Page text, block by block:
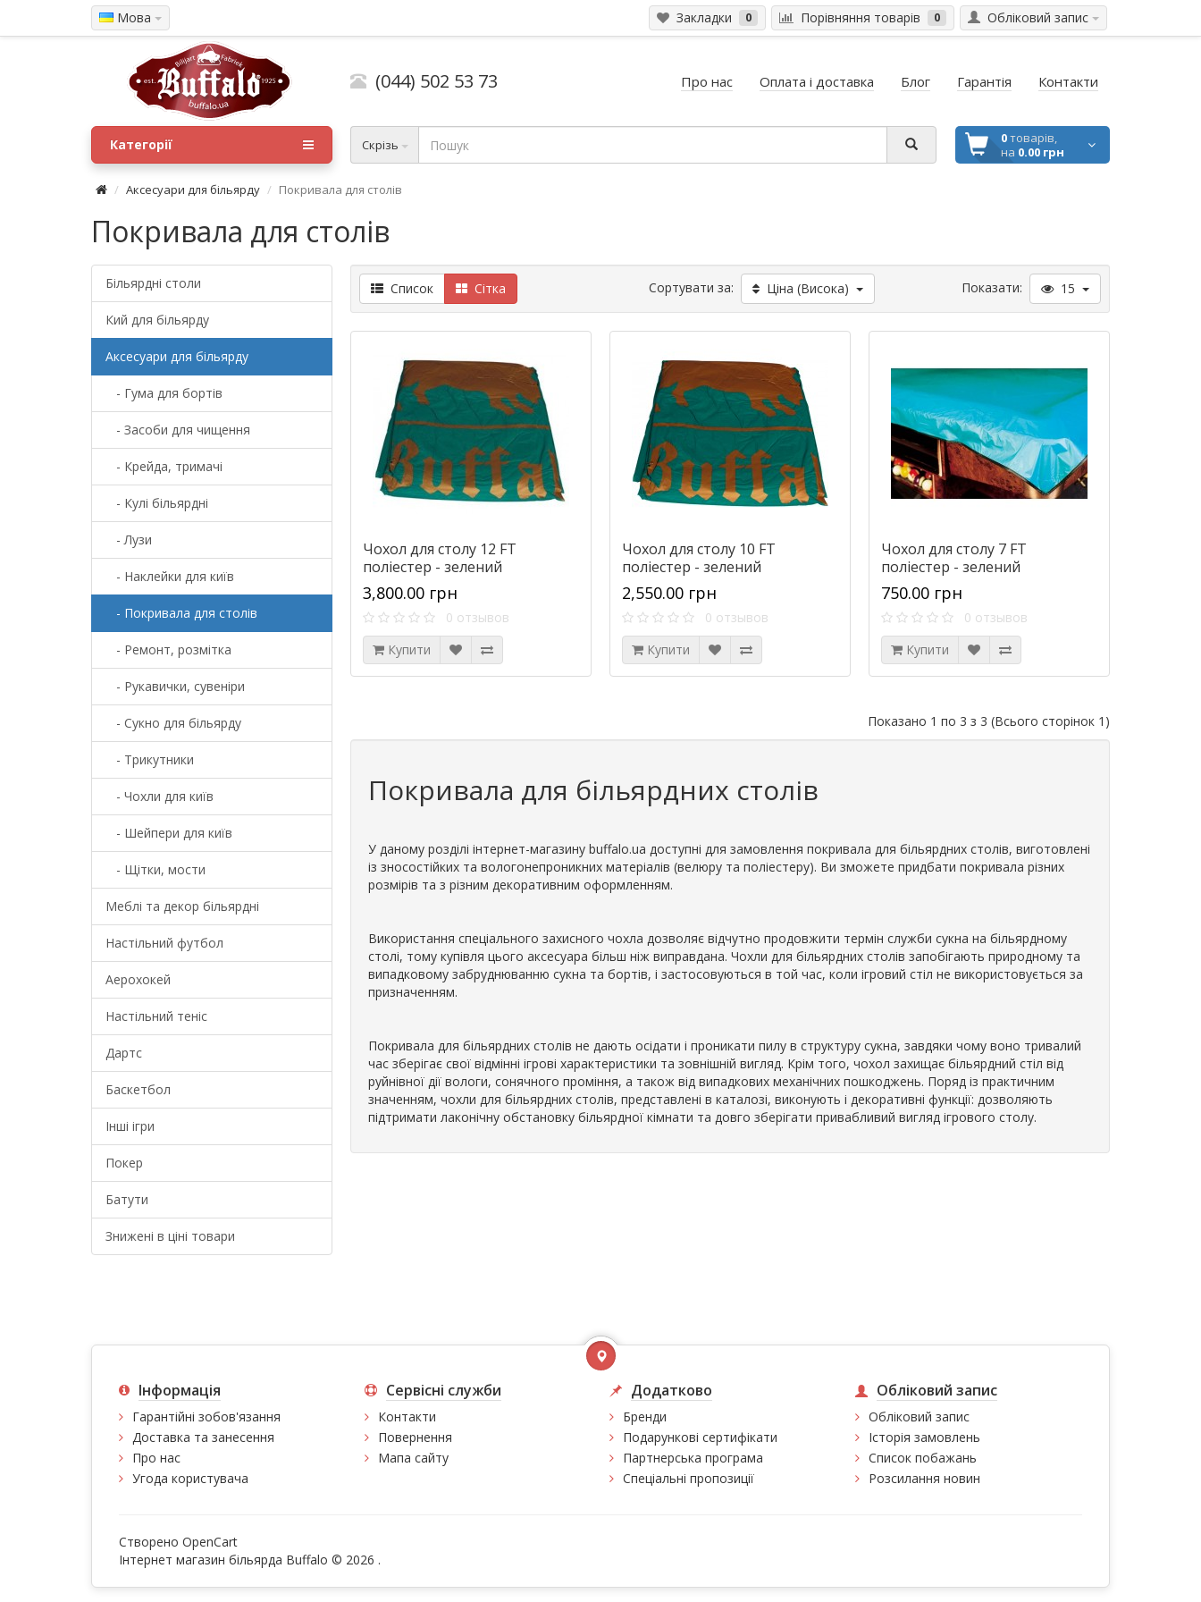
Мова Обліковий запис
Закладки 0 Порівняння товарів 0
(044) 502 53 73 Про нас Оплата і доставка Блог Гарантія Контакти
Скрізь 0товарів,
на 0.00 грн
Категорії
Аксесуари для більярду Покривала для столів
Покривала для столів
Більярдні столи
Кий для більярду
Аксесуари для більярду
- Гума для бортів
- Засоби для чищення
- Крейда, тримачі
- Кулі більярдні
- Лузи
- Наклейки для київ
- Покривала для столів
- Ремонт, розмітка
- Рукавички, сувеніри
- Сукно для більярду
- Трикутники
- Чохли для київ
- Шейпери для київ
- Щітки, мости
Меблі та декор більярдні
Настільний футбол
Аерохокей
Настільний теніс
Дартс
Баскетбол
Інші ігри
Покер
Батути
Знижені в ціні товари
Список Сітка Сортувати за: Ціна (Висока) Показати: 15
Чохол для столу 12 FT
поліестер - зелений
3,800.00 грн
0 отзывов
Купити
Чохол для столу 10 FT
поліестер - зелений
2,550.00 грн
0 отзывов
Купити
Чохол для столу 7 FT
поліестер - зелений
750.00 грн
0 отзывов
Купити
Показано 1 по 3 з 3 (Всього сторінок 1)
Покривала для більярдних столів
У даному розділі інтернет-магазину buffalo.ua доступні для замовлення покривала для більярдних столів, виготовлені
із зносостійких та вологонепроникних матеріалів (велюру та поліестеру). Ви зможете придбати покривала різних
розмірів та з різним декоративним оформленням.
Використання спеціального захисного чохла дозволяє відчутно продовжити термін служби сукна на більярдному
столі, тому купівля цього аксесуара більш ніж виправдана. Чохли для більярдних столів запобігають природному та
випадковому забруднюванню сукна та бортів, і застосовуються в той час, коли ігровий стіл не використовується за
призначенням.
Покривала для більярдних столів не дають осідати і проникати пилу в структуру сукна, завдяки чому воно тривалий
час зберігає свої відмінні ігрові характеристики та зовнішній вигляд. Крім того, чохол захищає більярдний стіл від
руйнівної дії вологи, сонячного проміння, а також від випадкових механічних пошкоджень. Поряд із практичним
значенням, чохли для більярдних столів, представлені в каталозі, виконують і декоративні функції: дозволяють
підтримати лаконічну обстановку більярдної кімнати та довго зберігати привабливий вигляд ігрового столу.
Інформація
Гарантійні зобов'язання
Доставка та занесення
Про нас
Угода користувача
Сервісні служби
Контакти
Повернення
Мапа сайту
Додатково
Бренди
Подарункові сертифікати
Партнерська програма
Спеціальні пропозиції
Обліковий запис
Обліковий запис
Історія замовлень
Список побажань
Розсилання новин
Створено OpenCart
Інтернет магазин більярда Buffalo © 2026 .